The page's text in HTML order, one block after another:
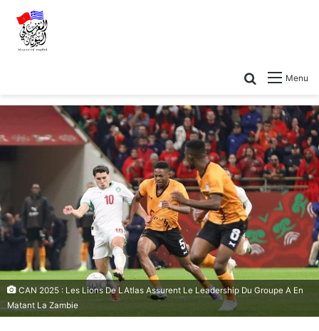
Menu
CAN 2025 : Les Lions De LAtlas Assurent Le Leadership Du Groupe A En
Matant La Zambie